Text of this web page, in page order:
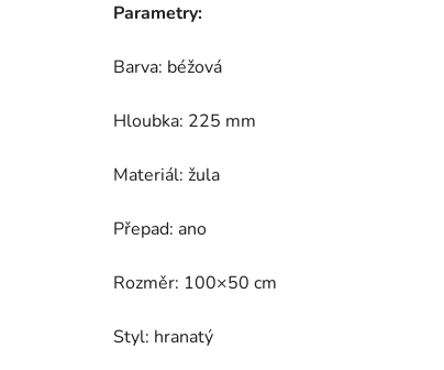
Parametry:
Barva: béžová
Hloubka: 225 mm
Materiál: žula
Přepad: ano
Rozměr: 100×50 cm
Styl: hranatý